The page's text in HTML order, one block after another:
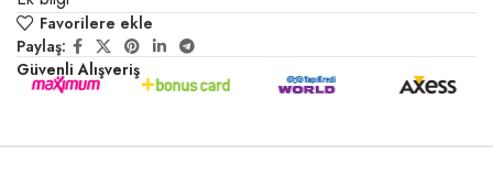
Favorilere ekle
Paylaş:
Güvenli Alışveriş